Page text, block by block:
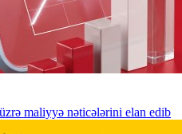
maliyyə nəticələrini elan edib